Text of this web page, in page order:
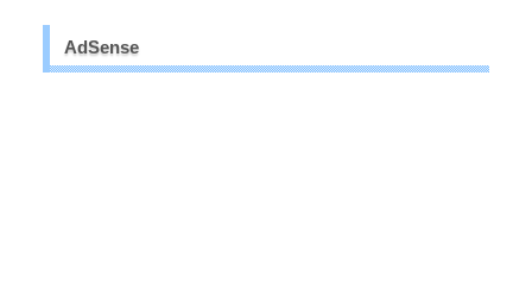
AdSense